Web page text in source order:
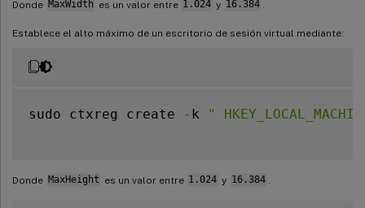
Donde MaxWidth es un valor entre 1.024 y 16.384
Establece el alto máximo de un escritorio de sesión virtual mediante:
sudo ctxreg create - k "
Donde MaxHeight es un valor entre 1.024 y 16.384